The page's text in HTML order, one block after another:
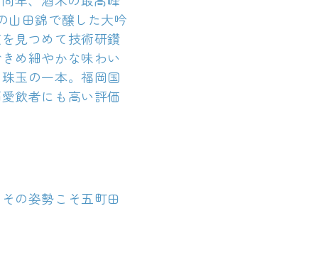
山田錦で醸した大吟
見つめて技術研鑽
め細やかな味わい
玉の一本。福岡国
飲者にも高い評価
の姿勢こそ五町田